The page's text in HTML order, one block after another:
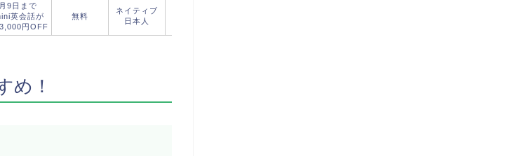
9日まで
英会話が
円OFF
無料
ネイティブ
日本人
め！